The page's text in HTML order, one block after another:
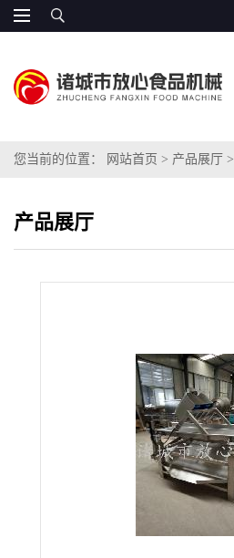
您当前的位置： 网站首页 > 产品展厅 >
产品展厅